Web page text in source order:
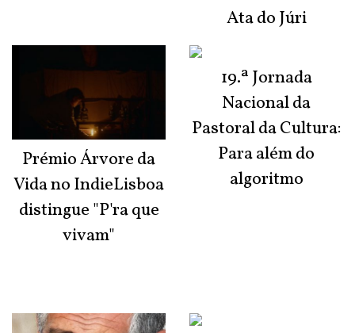
Prémio Árvore da
Vida no IndieLisboa
distingue "P'ra que
vivam"
Ata do Júri
19.ª Jornada
Nacional da
Pastoral da Cultura:
Para além do
algoritmo